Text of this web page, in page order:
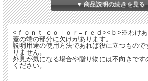
▼ 商品説明の続きを見
<ｆｏｎｔ ｃｏｌｏｒ=ｒｅｄ><ｂ>※わけあ
蓋の端の部分に欠けがあります。
説明用途の使用方法であれば役に立つもので
りません。
外見が気になる場合や贈り物には不向きで
ください。